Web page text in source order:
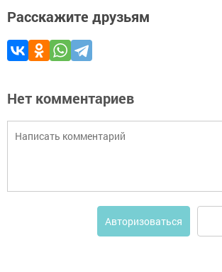
Расскажите друзьям
Нет комментариев
Авторизоваться